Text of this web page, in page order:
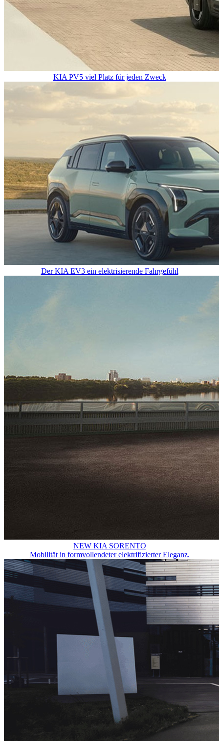
KIA PV5 viel Platz für jeden Zweck
Der KIA EV3 ein elektrisierende Fahrgefühl
NEW KIA SORENTO
Mobilität in formvollendeter elektrifizierter Eleganz.